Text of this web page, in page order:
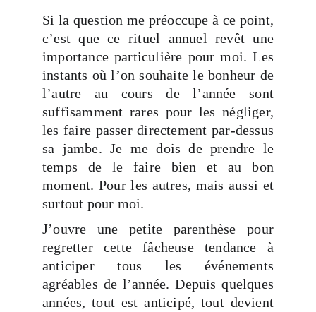
Si la question me préoccupe à ce point,
c’est que ce rituel annuel revêt une
importance particulière pour moi. Les
instants où l’on souhaite le bonheur de
l’autre au cours de l’année sont
suffisamment rares pour les négliger,
les faire passer directement par-dessus
sa jambe. Je me dois de prendre le
temps de le faire bien et au bon
moment. Pour les autres, mais aussi et
surtout pour moi.
J’ouvre une petite parenthèse pour
regretter cette fâcheuse tendance à
anticiper tous les événements
agréables de l’année. Depuis quelques
années, tout est anticipé, tout devient